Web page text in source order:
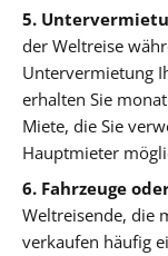
5.
der Weltreise
Untervermietung
erhalten Sie
Miete, die Sie
Hauptmieter
6. Fahrzeuge
Weltreisende, die
verkaufen häufig